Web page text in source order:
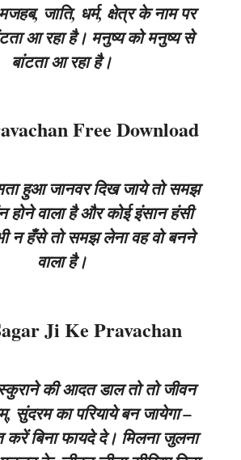
जाति, धर्म, क्षेत्र के नाम पर
आ रहा है। मनुष्य को मनुष्य से
बांटता आ रहा है।
Free Download
हुआ जानवर दिख जाये तो समझ
होने वाला है और कोई इंसान हंसी
न हँसे तो समझ लेना वह वो बनने
वाला है।
Ji Ke Pravachan
की आदत डाल तो तो जीवन
सुंदरम का परियाये बन जायेगा –
बिना फायदे दे। मिलना जुलना